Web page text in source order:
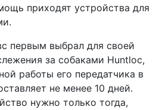
приходят устройства для
первым выбрал для своей
за собаками Huntloc,
работы его передатчика в
не менее 10 дней.
нужно только тогда,